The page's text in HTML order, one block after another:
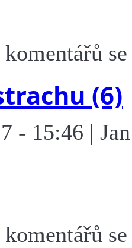
komentářů
(6)
- 15:46 |
komentářů